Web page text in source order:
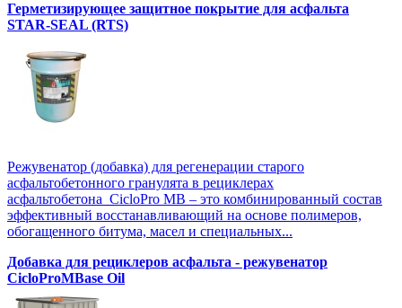
Герметизирующее защитное покрытие для асфальта
STAR-SEAL (RTS)
Режувенатор (добавка) для регенерации старого
асфальтобетонного гранулята в рециклерах
асфальтобетона CicloPro MB – это комбинированный состав
эффективный восстанавливающий на основе полимеров,
обогащенного битума, масел и специальных...
Добавка для рециклеров асфальта - режувенатор
CicloProMBase Oil